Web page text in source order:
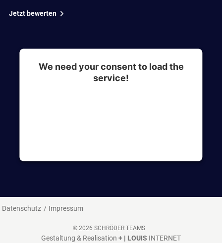
Jetzt bewerten
We need your consent to load the
service!
Datenschutz Impressum
© 2026 SCHRÖDER TEAMS
Gestaltung & Realisation + | LOUIS INTERNET